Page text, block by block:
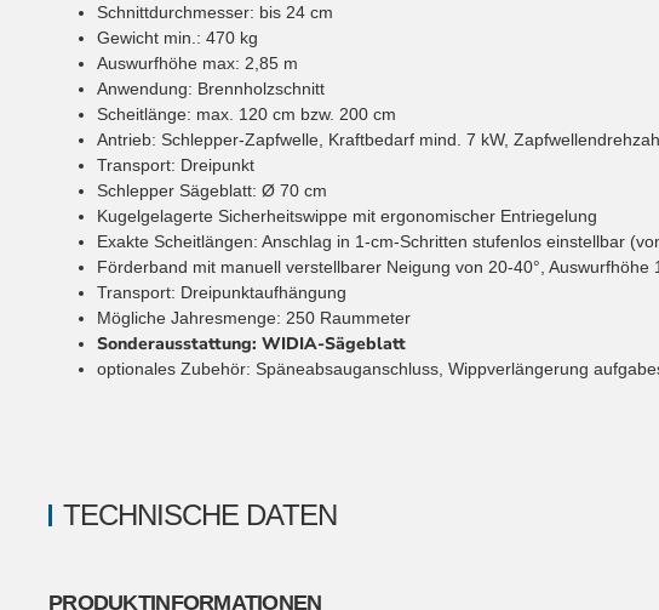
TECHNISCHE DATEN
PRODUKTINFORMATIONEN
Schnittdurchmesser: bis 24 cm
Gewicht min.: 470 kg
Auswurfhöhe max: 2,85 m
Anwendung: Brennholzschnitt
Scheitlänge: max. 120 cm bzw. 200 cm
Antrieb: Schlepper-Zapfwelle, Kraftbedarf mind. 7 kW,
Transport: Dreipunkt
Schlepper Sägeblatt: Ø 70 cm
Kugelgelagerte Sicherheitswippe mit ergonomischer Entriegelung
Exakte Scheitlängen: Anschlag in 1-cm-Schritten stufenlos einstellbar
Förderband mit manuell verstellbarer Neigung von 20-40°, Auswurfhöhe
Transport: Dreipunktaufhängung
Mögliche Jahresmenge: 250 Raummeter
Sonderausstattung: WIDIA-Sägeblatt
optionales Zubehör: Späneabsauganschluss, Wippverlängerung